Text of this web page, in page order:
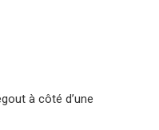
à côté d’une